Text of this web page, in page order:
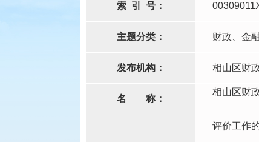
索 引 号：
主题分类： 财政、金
发布机构： 相山区财
名 称：
相山区财
评价工作